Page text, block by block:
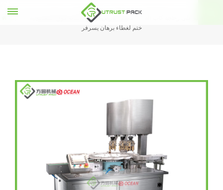
معقم القرص الدوار للأشعة فوق البنفسجية
ختم لغطاء برهان يسرفر